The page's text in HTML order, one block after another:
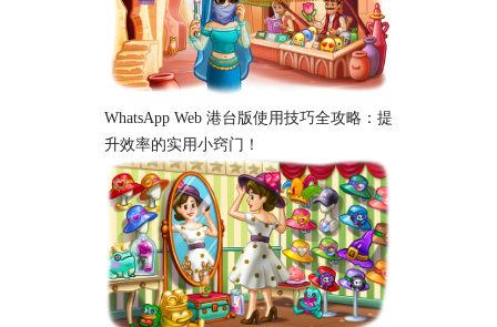
WhatsApp Web 港台版使用技巧全攻略：提
升效率的实用小窍门！